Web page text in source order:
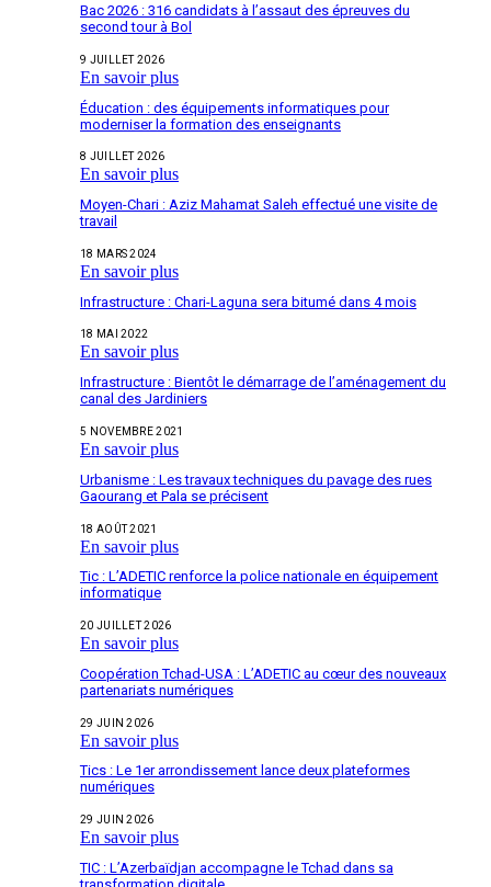
Bac 2026 : 316 candidats à l’assaut des épreuves du
second tour à Bol
9 JUILLET 2026
En savoir plus
Éducation : des équipements informatiques pour
moderniser la formation des enseignants
8 JUILLET 2026
En savoir plus
Moyen-Chari : Aziz Mahamat Saleh effectué une visite de
travail
18 MARS 2024
En savoir plus
Infrastructure : Chari-Laguna sera bitumé dans 4 mois
18 MAI 2022
En savoir plus
Infrastructure : Bientôt le démarrage de l’aménagement du
canal des Jardiniers
5 NOVEMBRE 2021
En savoir plus
Urbanisme : Les travaux techniques du pavage des rues
Gaourang et Pala se précisent
18 AOÛT 2021
En savoir plus
Tic : L’ADETIC renforce la police nationale en équipement
informatique
20 JUILLET 2026
En savoir plus
Coopération Tchad-USA : L’ADETIC au cœur des nouveaux
partenariats numériques
29 JUIN 2026
En savoir plus
Tics : Le 1er arrondissement lance deux plateformes
numériques
29 JUIN 2026
En savoir plus
TIC : L’Azerbaïdjan accompagne le Tchad dans sa